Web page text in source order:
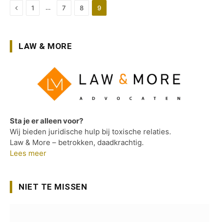
Previous
1 … 7 8 9
LAW & MORE
Sta je er alleen voor?
Wij bieden juridische hulp bij toxische relaties.
Law & More – betrokken, daadkrachtig.
Lees meer
NIET TE MISSEN